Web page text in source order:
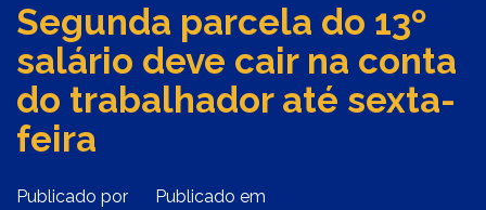
Segunda parcela do 13º
salário deve cair na conta
do trabalhador até sexta-
feira
Publicado por
Publicado em